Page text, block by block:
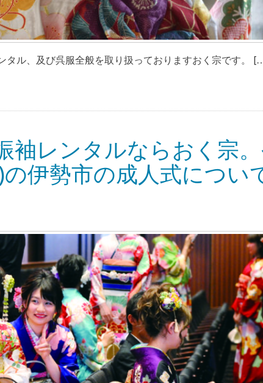
タル、及び呉服全般を取り扱っておりますおく宗です。
袖レンタルならおく宗
伊勢市の成人式につい